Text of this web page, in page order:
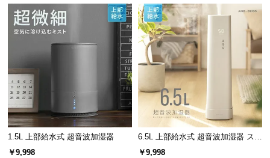
o.,
1.5L 上部給水式 超音波加湿器
￥9,998
6.5L 上部給水式 超音波加湿器 ステ
ンレス振動子モデル
￥9,998